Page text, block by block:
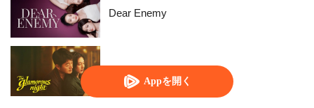
Appを開く
Dear Enemy